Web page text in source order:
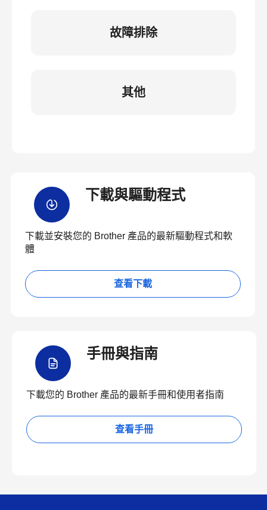
故障排除
其他
下載與驅動程式
下載並安裝您的 Brother 產品的最新驅動程式和軟
體
查看下載
手冊與指南
下載您的 Brother 產品的最新手冊和使用者指南
查看手冊